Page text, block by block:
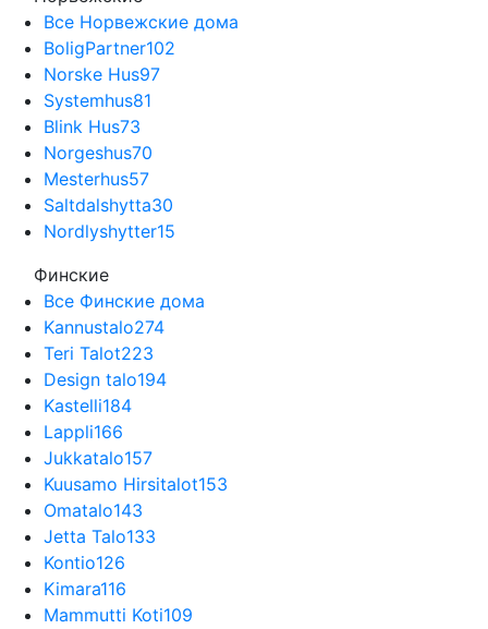
Все Норвежские дома
BoligPartner102
Norske Hus97
Systemhus81
Blink Hus73
Norgeshus70
Mesterhus57
Saltdalshytta30
Nordlyshytter15
Финские
Все Финские дома
Kannustalo274
Teri Talot223
Design talo194
Kastelli184
Lappli166
Jukkatalo157
Kuusamo Hirsitalot153
Omatalo143
Jetta Talo133
Kontio126
Kimara116
Mammutti Koti109